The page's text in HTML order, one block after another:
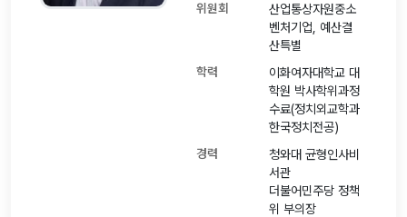
위원회
산업통상자원중소
벤처기업, 예산결
산특별
학력
이화여자대학교 대
학원 박사학위과정
수료(정치외교학과
한국정치전공)
경력
청와대 균형인사비
서관
더불어민주당 정책
위 부의장